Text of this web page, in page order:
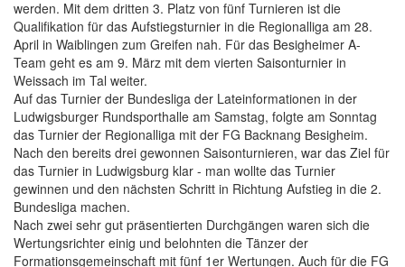
werden. Mit dem dritten 3. Platz von fünf Turnieren ist die
Qualifikation für das Aufstiegsturnier in die Regionalliga am 28.
April in Waiblingen zum Greifen nah. Für das Besigheimer A-
Team geht es am 9. März mit dem vierten Saisonturnier in
Weissach im Tal weiter.
Auf das Turnier der Bundesliga der Lateinformationen in der
Ludwigsburger Rundsporthalle am Samstag, folgte am Sonntag
das Turnier der Regionalliga mit der FG Backnang Besigheim.
Nach den bereits drei gewonnen Saisonturnieren, war das Ziel für
das Turnier in Ludwigsburg klar - man wollte das Turnier
gewinnen und den nächsten Schritt in Richtung Aufstieg in die 2.
Bundesliga machen.
Nach zwei sehr gut präsentierten Durchgängen waren sich die
Wertungsrichter einig und belohnten die Tänzer der
Formationsgemeinschaft mit fünf 1er Wertungen. Auch für die FG